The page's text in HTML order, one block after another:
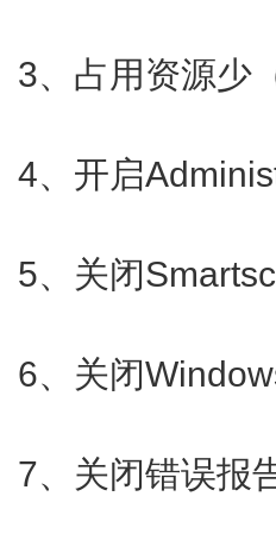
3、占用资源少
4、开启
5、关闭
6、关闭
7、关闭错误报